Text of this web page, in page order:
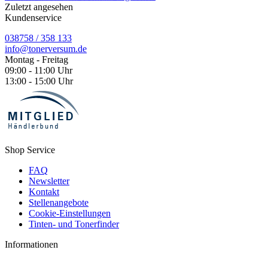
Zuletzt angesehen
Kundenservice
038758 / 358 133
info@tonerversum.de
Montag - Freitag
09:00 - 11:00 Uhr
13:00 - 15:00 Uhr
Shop Service
FAQ
Newsletter
Kontakt
Stellenangebote
Cookie-Einstellungen
Tinten- und Tonerfinder
Informationen